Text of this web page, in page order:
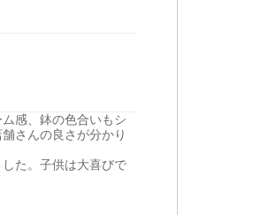
感、鉢の色合いもシ
さんの良さが分かり
た。子供は大喜びで